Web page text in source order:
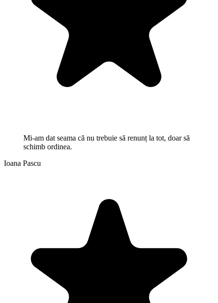
Mi-am dat seama că nu trebuie să renunț la tot, doar să
schimb ordinea.
Ioana Pascu